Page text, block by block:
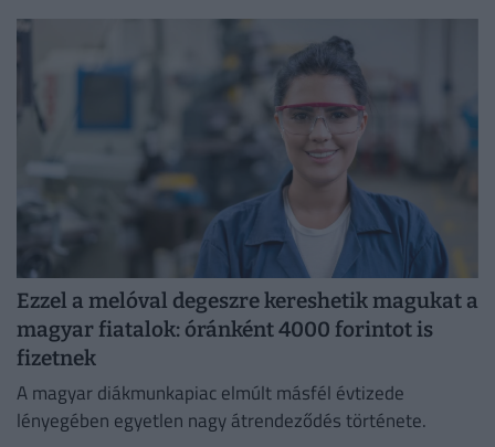
Ezzel a melóval degeszre kereshetik magukat a
magyar fiatalok: óránként 4000 forintot is
fizetnek
A magyar diákmunkapiac elmúlt másfél évtizede
lényegében egyetlen nagy átrendeződés története.